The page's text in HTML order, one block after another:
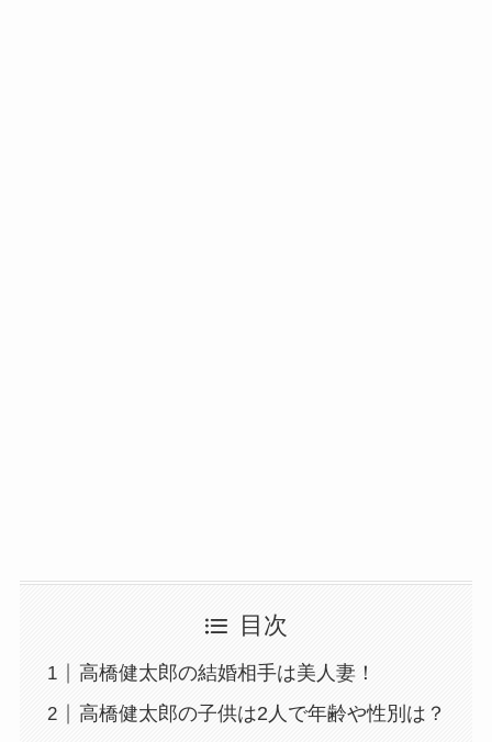
目次
高橋健太郎の結婚相手は美人妻！
高橋健太郎の子供は2人で年齢や性別は？